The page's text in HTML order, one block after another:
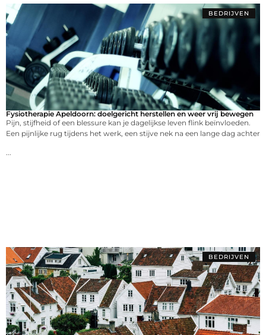
BEDRIJVEN
Fysiotherapie Apeldoorn: doelgericht herstellen en weer vrij bewegen
Pijn, stijfheid of een blessure kan je dagelijkse leven flink beïnvloeden.
Een pijnlijke rug tijdens het werk, een stijve nek na een lange dag achter
...
BEDRIJVEN